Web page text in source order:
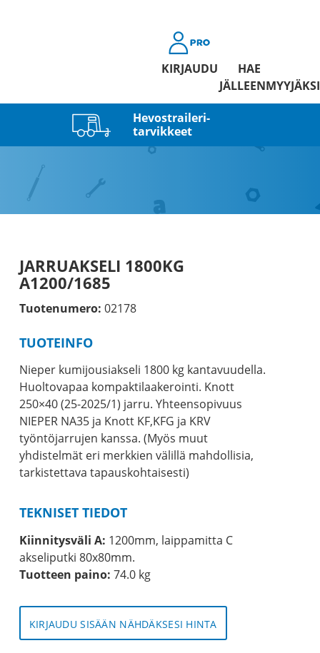
KIRJAUDU
HAE
JÄLLEENMYYJÄKSI
Hevostraileri­
tarvikkeet
JARRUAKSELI 1800KG
A1200/1685
Tuotenumero: 02178
TUOTEINFO
Nieper kumijousiakseli 1800 kg kantavuudella.
Huoltovapaa kompaktilaakerointi. Knott
250×40 (25-2025/1) jarru. Yhteensopivuus
NIEPER NA35 ja Knott KF,KFG ja KRV
työntöjarrujen kanssa. (Myös muut
yhdistelmät eri merkkien välillä mahdollisia,
tarkistettava tapauskohtaisesti)
TEKNISET TIEDOT
Kiinnitysväli A: 1200mm, laippamitta C
akseliputki 80x80mm.
Tuotteen paino: 74.0 kg
KIRJAUDU SISÄÄN NÄHDÄKSESI HINTA